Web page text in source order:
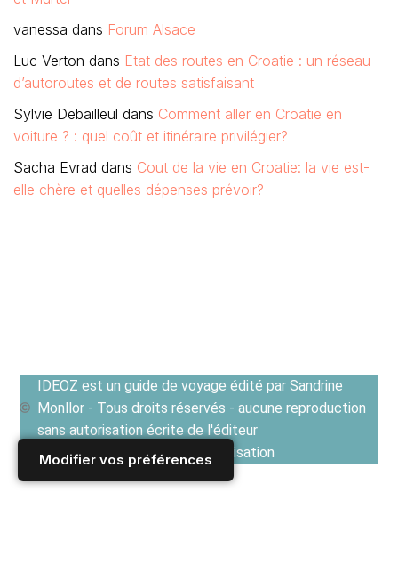
Modifier vos préférences
vanessa dans Forum Alsace
Luc Verton dans Etat des routes en Croatie : un réseau
d’autoroutes et de routes satisfaisant
Sylvie Debailleul dans Comment aller en Croatie en
voiture ? : quel coût et itinéraire privilégier?
Sacha Evrad dans Cout de la vie en Croatie: la vie est-
elle chère et quelles dépenses prévoir?
IDEOZ est un guide de voyage édité par Sandrine
Monllor - Tous droits réservés - aucune reproduction
sans autorisation écrite de l'éditeur
Voir les Conditions générales d'utilisation